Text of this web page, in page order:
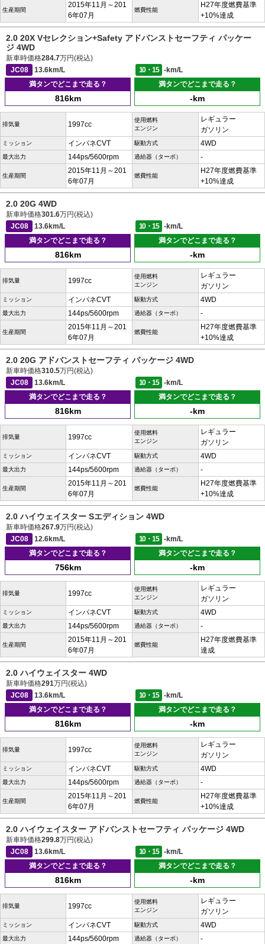
生産期間
2015年11月～201
6年07月
燃費性能
H27年度燃費基準
+10%達成
2.0 20X Vセレクション+Safety アドバンストセーフティ パッケー
ジ 4WD
新車時価格284.7万円(税込)
JC08
13.6km/L 10・15
-km/L
満タンでどこまで走る？
816km
満タンでどこまで走る？
-km
排気量 1997cc
使用燃料
エンジン
レギュラー
ガソリン
ミッション インパネCVT 駆動方式 4WD
最大出力 144ps/5600rpm 過給器（ターボ） -
生産期間
2015年11月～201
6年07月
燃費性能
H27年度燃費基準
+10%達成
2.0 20G 4WD
新車時価格301.6万円(税込)
JC08
13.6km/L 10・15
-km/L
満タンでどこまで走る？
816km
満タンでどこまで走る？
-km
排気量 1997cc
使用燃料
エンジン
レギュラー
ガソリン
ミッション インパネCVT 駆動方式 4WD
最大出力 144ps/5600rpm 過給器（ターボ） -
生産期間
2015年11月～201
6年07月
燃費性能
H27年度燃費基準
+10%達成
2.0 20G アドバンストセーフティ パッケージ 4WD
新車時価格310.5万円(税込)
JC08
13.6km/L 10・15
-km/L
満タンでどこまで走る？
816km
満タンでどこまで走る？
-km
排気量 1997cc
使用燃料
エンジン
レギュラー
ガソリン
ミッション インパネCVT 駆動方式 4WD
最大出力 144ps/5600rpm 過給器（ターボ） -
生産期間
2015年11月～201
6年07月
燃費性能
H27年度燃費基準
+10%達成
2.0 ハイウェイスター Sエディション 4WD
新車時価格267.9万円(税込)
JC08
12.6km/L 10・15
-km/L
満タンでどこまで走る？
756km
満タンでどこまで走る？
-km
排気量 1997cc
使用燃料
エンジン
レギュラー
ガソリン
ミッション インパネCVT 駆動方式 4WD
最大出力 144ps/5600rpm 過給器（ターボ） -
生産期間
2015年11月～201
6年07月
燃費性能
H27年度燃費基準
達成
2.0 ハイウェイスター 4WD
新車時価格291万円(税込)
JC08
13.6km/L 10・15
-km/L
満タンでどこまで走る？
816km
満タンでどこまで走る？
-km
排気量 1997cc
使用燃料
エンジン
レギュラー
ガソリン
ミッション インパネCVT 駆動方式 4WD
最大出力 144ps/5600rpm 過給器（ターボ） -
生産期間
2015年11月～201
6年07月
燃費性能
H27年度燃費基準
+10%達成
2.0 ハイウェイスター アドバンストセーフティ パッケージ 4WD
新車時価格299.8万円(税込)
JC08
13.6km/L 10・15
-km/L
満タンでどこまで走る？
816km
満タンでどこまで走る？
-km
排気量 1997cc
使用燃料
エンジン
レギュラー
ガソリン
ミッション インパネCVT 駆動方式 4WD
最大出力 144ps/5600rpm 過給器（ターボ） -